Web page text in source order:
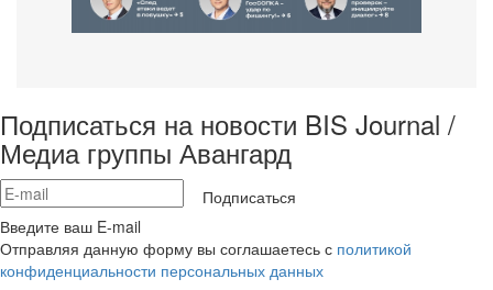
Подписаться на новости BIS Journal /
Медиа группы Авангард
Подписаться
Введите ваш E-mail
Отправляя данную форму вы соглашаетесь с политикой
конфиденциальности персональных данных